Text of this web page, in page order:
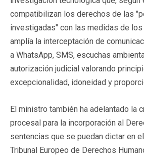
compatibilizan los derechos de las
investigadas" con las medidas de
amplía la interceptación de
a WhatsApp, SMS, escuchas
autorización judicial valorando
excepcionalidad, idoneidad y
El ministro también ha adelantado la
procesal para la incorporación al
sentencias que se puedan dictar en
Tribunal Europeo de Derechos